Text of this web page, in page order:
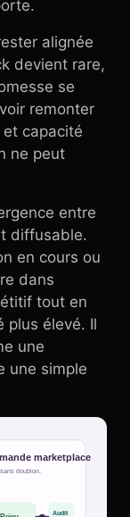
alignée
devient rare,
se
remonter
capacité
ne peut
entre
diffusable.
en cours ou
dans
tout en
plus élevé. Il
une
une simple